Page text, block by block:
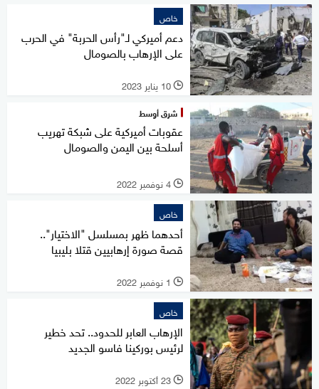
خاص
دعم أميركي لـ"رأس الحربة" في الحرب
على الإرهاب بالصومال
l 10 يناير 2023
شرق أوسط
عقوبات أميركية على شبكة تهريب
أسلحة بين اليمن والصومال
l 4 نوفمبر 2022
خاص
أحدهما ظهر بمسلسل "الاختيار"..
قصة صورة إرهابيين قتلا بليبيا
l 1 نوفمبر 2022
خاص
الإرهاب العابر للحدود.. تحد خطير
لرئيس بوركينا فاسو الجديد
l 23 أكتوبر 2022